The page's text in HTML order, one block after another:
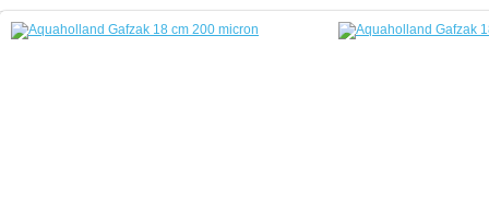
Aquaholland Gafzak 18 cm 200 micron